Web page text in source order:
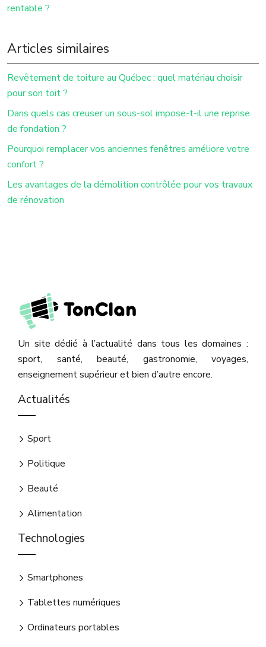
rentable ?
Articles similaires
Revêtement de toiture au Québec : quel matériau choisir
pour son toit ?
Dans quels cas creuser un sous-sol impose-t-il une reprise
de fondation ?
Pourquoi remplacer vos anciennes fenêtres améliore votre
confort ?
Les avantages de la démolition contrôlée pour vos travaux
de rénovation
Un site dédié à l’actualité dans tous les domaines :
sport, santé, beauté, gastronomie, voyages,
enseignement supérieur et bien d’autre encore.
Actualités
Sport
Politique
Beauté
Alimentation
Technologies
Smartphones
Tablettes numériques
Ordinateurs portables